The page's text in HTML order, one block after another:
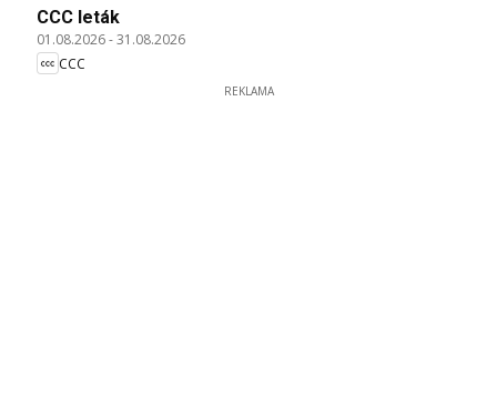
CCC leták
01.08.2026-31.08.2026
CCC
REKLAMA